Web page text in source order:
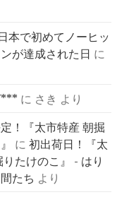
本で初めてノーヒッ
が達成された日 に
*** に さき より
！『太市特産 朝掘
に初出荷日！『太
たけのこ』 - はり
たち より